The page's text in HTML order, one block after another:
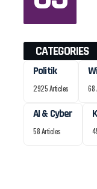
CATEGORIES
Politik
2925 Articles 68
AI & Cyber
58 Articles